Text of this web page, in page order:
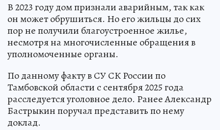
В 2023 году дом признали аварийным, так как
он может обрушиться. Но его жильцы до сих
пор не получили благоустроенное жилье,
несмотря на многочисленные обращения в
уполномоченные органы.
По данному факту в СУ СК России по
Тамбовской области с сентября 2025 года
расследуется уголовное дело. Ранее Александр
Бастрыкин поручал представить по нему
доклад.